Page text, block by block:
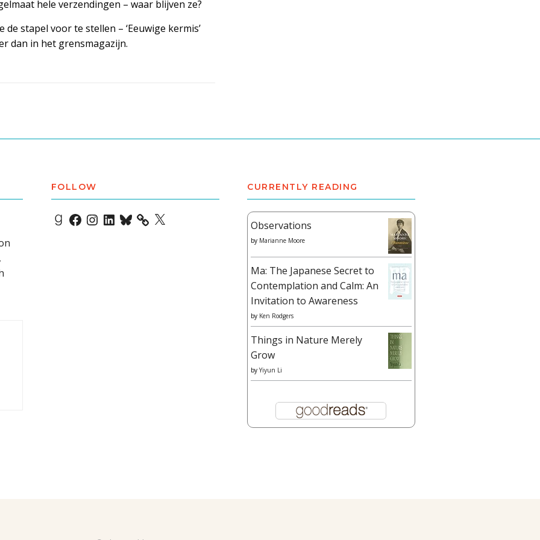
hele verzendingen – waar blijven ze?
de stapel voor te stellen – ‘Eeuwige kermis’
dan in het grensmagazijn.
FOLLOW
Goodreads
Facebook
Instagram
LinkedIn
Bluesky X
CURRENTLY READING
Observations
by Marianne Moore
Ma: The Japanese Secret to
Contemplation and Calm: An
Invitation to Awareness
by Ken Rodgers
Things in Nature Merely
Grow
by Yiyun Li